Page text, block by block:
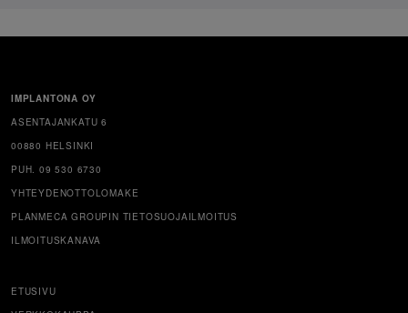
IMPLANTONA OY
ASENTAJANKATU 6
00880 HELSINKI
PUH. 09 530 6730
YHTEYDENOTTOLOMAKE
PLANMECA GROUPIN TIETOSUOJAILMOITUS
ILMOITUSKANAVA
ETUSIVU